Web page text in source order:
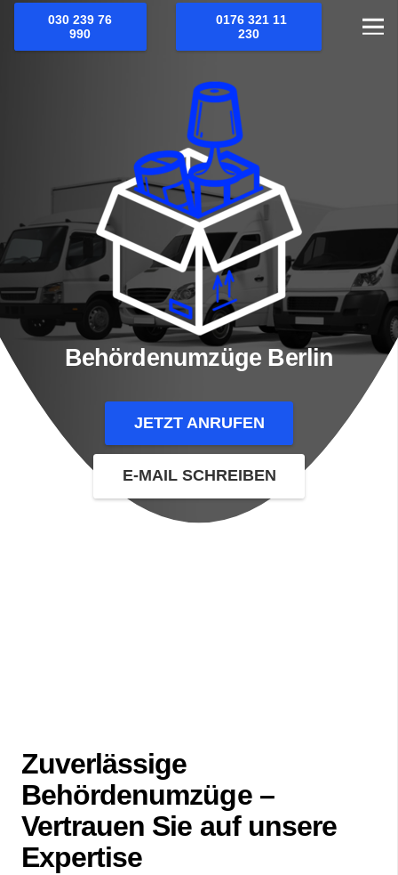
030 239 76
990
0176 321 11
230
Behördenumzüge Berlin
JETZT ANRUFEN
E-MAIL SCHREIBEN
Zuverlässige
Behördenumzüge –
Vertrauen Sie auf unsere
Expertise